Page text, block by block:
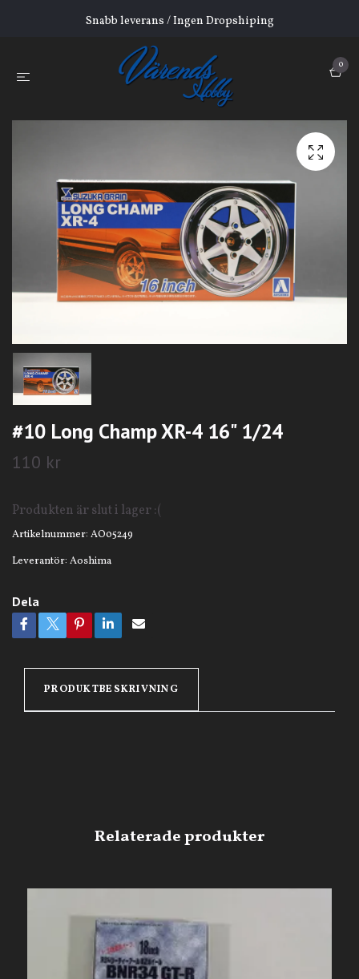
Snabb leverans / Ingen Dropshiping
0
#10 Long Champ XR-4 16" 1/24
110 kr
Produkten är slut i lager :(
Artikelnummer: AO05249
Leverantör: Aoshima
Dela
PRODUKTBESKRIVNING